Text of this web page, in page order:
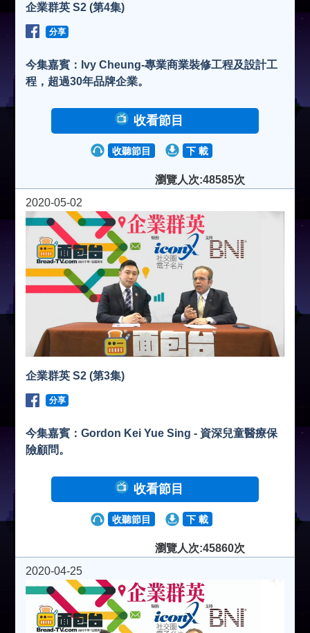
企業群英 S2 (第4集)
分享
今集嘉賓：Ivy Cheung-專業商業裝修工程及設計工
程，超過30年品牌企業。
收看節目
收聽節目 下 載
瀏覽人次:48585次
2020-05-02
企業群英 S2 (第3集)
分享
今集嘉賓：Gordon Kei Yue Sing - 資深兒童醫療保
險顧問。
收看節目
收聽節目 下 載
瀏覽人次:45860次
2020-04-25